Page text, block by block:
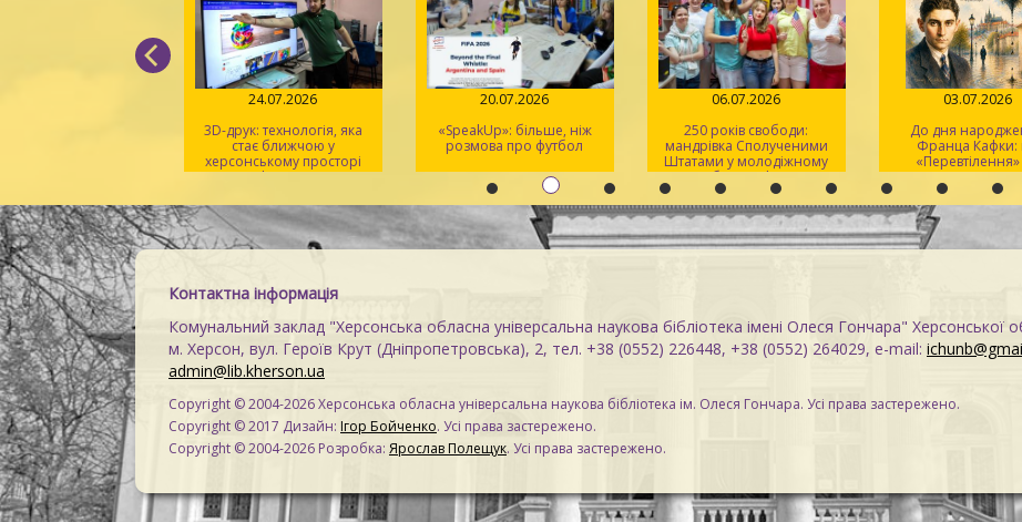
24.07.2026
3D-друк: технологія, яка
стає ближчою у
херсонському просторі
Maker Space
20.07.2026
«SpeakUp»: більше, ніж
розмова про футбол
06.07.2026
250 років свободи:
мандрівка Сполученими
Штатами у молодіжному
клубі «Speak Up»
03.07.2026
До дня
Франца Кафки:
«Перевтілення»
«Процесу»
Контактна інформація
Комунальний заклад "Херсонська обласна універсальна наукова бібліотека імені Олеся Гончара" Херсонської
м. Херсон, вул. Героїв Крут (Дніпропетровська), 2, тел. +38 (0552) 226448, +38 (0552) 264029, e-mail:
admin@lib.kherson.ua
Copyright © 2004-2026 Херсонська обласна універсальна наукова бібліотека ім. Олеся Гончара. Усі права застережено.
Copyright © 2017 Дизайн: Ігор Бойченко. Усі права застережено.
Copyright © 2004-2026 Розробка: Ярослав Полещук. Усі права застережено.